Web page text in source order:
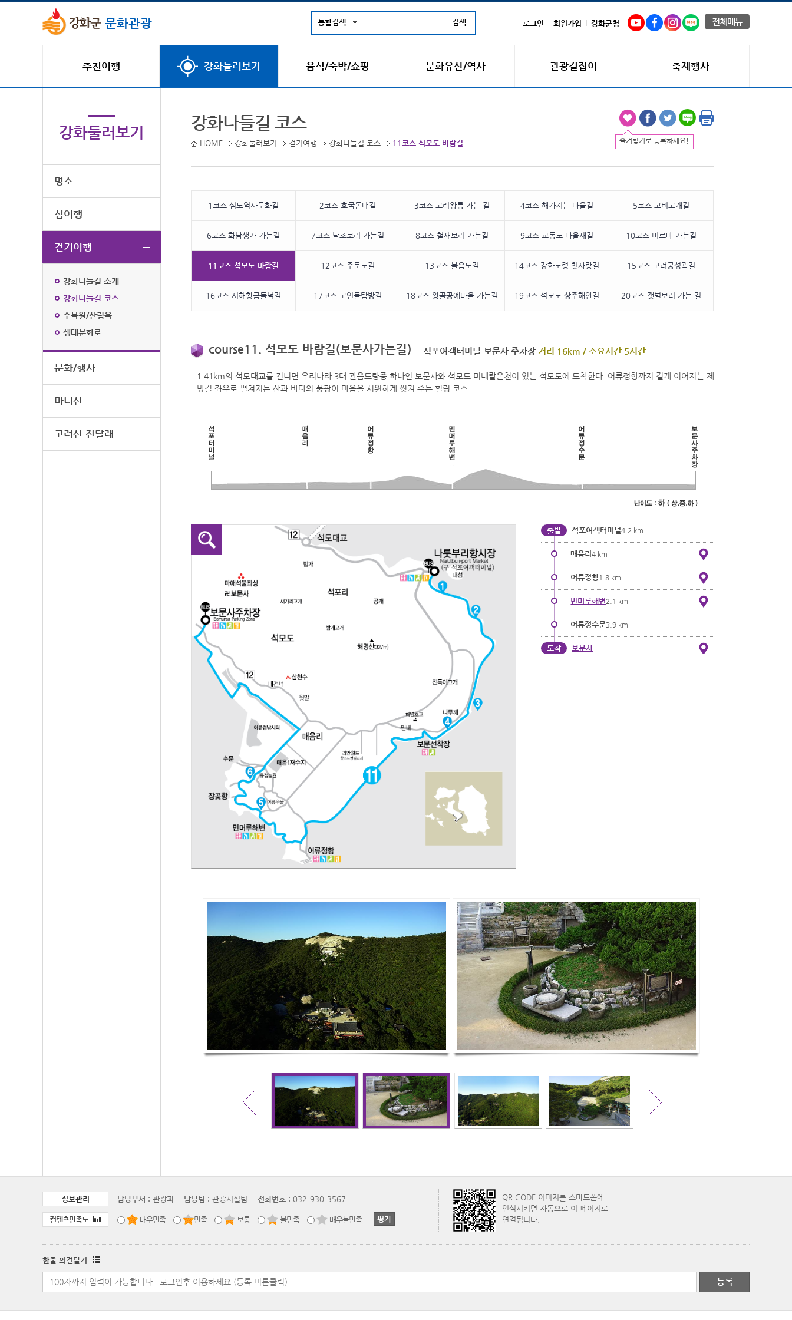
문화관광 통합검색 로그인 회원가입 강화군청 전체메뉴
추천여행 강화둘러보기 음식/숙박/쇼핑 문화유산/역사 관광길잡이 축제행사
강화둘러보기
명소
섬여행
걷기여행
강화나들길 소개
강화나들길 코스
수목원/산림욕
생태문화로
문화/행사
마니산
고려산 진달래
강화나들길 코스
HOME 강화둘러보기 걷기여행 강화나들길 코스 11코스 석모도 바람길 즐겨찾기로 등록하세요!
1코스 심도역사문화길 2코스 호국돈대길 3코스 고려왕릉 가는 길 4코스 해가지는 마을길 5코스 고비고개길
6코스 화남생가 가는길 7코스 낙조보러 가는길 8코스 철새보러 가는길 9코스 교동도 다을새길 10코스 머르메 가는길
11코스 석모도 바람길 12코스 주문도길 13코스 불음도길 14코스 강화도령 첫사랑길 15코스 고려궁성곽길
16코스 서해황금들녘길 17코스 고인돌탐방길 18코스 왕골공예마을 가는길 19코스 석모도 상주해안길 20코스 갯벌보러 가는 길
course11. 석모도 바람길(보문사가는길) 석포여객터미널-보문사 주차장 거리 16km / 소요시간 5시간
1.41km의 석모대교를 건너면 우리나라 3대 관음도량중 하나인 보문사와 석모도 미네랄온천이 있는 석모도에 도착한다. 어류정항까지 길게 이어지는 제
방길 좌우로 펼쳐지는 산과 바다의 풍광이 마음을 시원하게 씻겨 주는 힐링 코스
출발 석포여객터미널4.2 km
매음리4 km
어류정항1.8 km
민머루해변2.1 km
어류정수문3.9 km
도착 보문사
정보관리 담당부서 : 관광과 담당팀 : 관광시설팀 전화번호 : 032-930-3567
컨텐츠만족도 매우만족 만족 보통 불만족 매우불만족
QR CODE 이미지를 스마트폰에
인식시키면 자동으로 이 페이지로
연결됩니다.
한줄 의견달기